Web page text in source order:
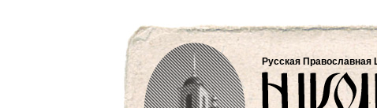
Русская Православная